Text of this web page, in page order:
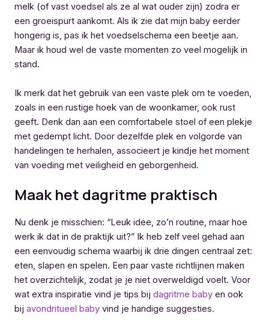
melk (of vast voedsel als ze al wat ouder zijn) zodra er
een groeispurt aankomt. Als ik zie dat mijn baby eerder
hongerig is, pas ik het voedselschema een beetje aan.
Maar ik houd wel de vaste momenten zo veel mogelijk in
stand.
Ik merk dat het gebruik van een vaste plek om te voeden,
zoals in een rustige hoek van de woonkamer, ook rust
geeft. Denk dan aan een comfortabele stoel of een plekje
met gedempt licht. Door dezelfde plek en volgorde van
handelingen te herhalen, associeert je kindje het moment
van voeding met veiligheid en geborgenheid.
Maak het dagritme praktisch
Nu denk je misschien: “Leuk idee, zo’n routine, maar hoe
werk ik dat in de praktijk uit?” Ik heb zelf veel gehad aan
een eenvoudig schema waarbij ik drie dingen centraal zet:
eten, slapen en spelen. Een paar vaste richtlijnen maken
het overzichtelijk, zodat je je niet overweldigd voelt. Voor
wat extra inspiratie vind je tips bij dagritme baby en ook
bij avondritueel baby vind je handige suggesties.